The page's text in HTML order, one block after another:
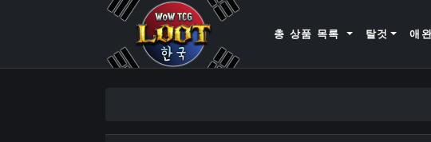
총 상품 목록 탈것 애